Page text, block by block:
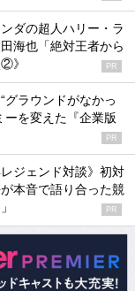
ダの超人ハリー・ラ
海也「絶対王者から
》
PR
グラウンドがなかっ
を変えた『企業版
PR
ジェンド対談》初対
本音で語り合った競
PR